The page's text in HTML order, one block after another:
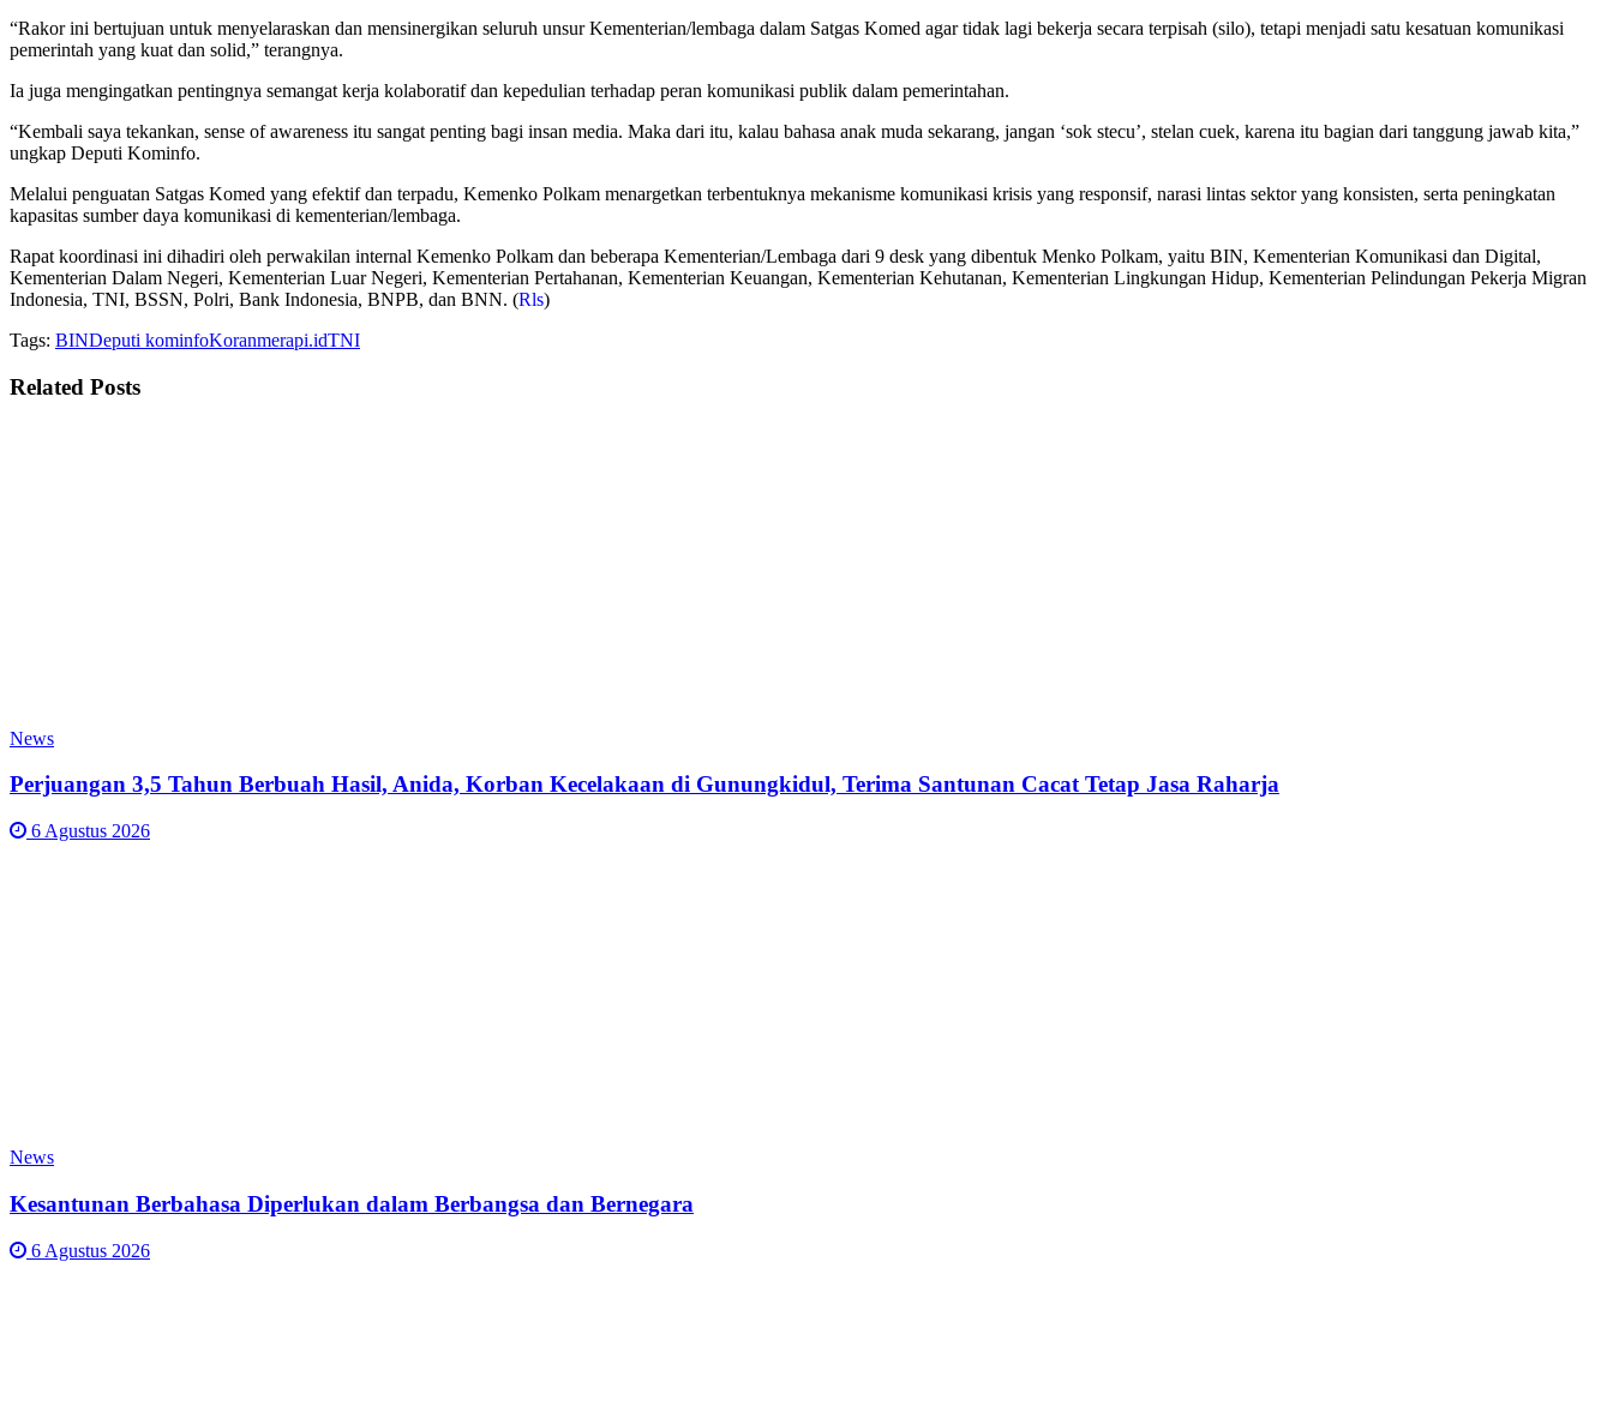
“Rakor ini bertujuan untuk menyelaraskan dan mensinergikan seluruh unsur Kementerian/lembaga dalam Satgas Komed agar tidak lagi bekerja secara terpisah (silo), tetapi menjadi satu kesatuan komunikasi
pemerintah yang kuat dan solid,” terangnya.
Ia juga mengingatkan pentingnya semangat kerja kolaboratif dan kepedulian terhadap peran komunikasi publik dalam pemerintahan.
“Kembali saya tekankan, sense of awareness itu sangat penting bagi insan media. Maka dari itu, kalau bahasa anak muda sekarang, jangan ‘sok stecu’, stelan cuek, karena itu bagian dari tanggung jawab kita,”
ungkap Deputi Kominfo.
Melalui penguatan Satgas Komed yang efektif dan terpadu, Kemenko Polkam menargetkan terbentuknya mekanisme komunikasi krisis yang responsif, narasi lintas sektor yang konsisten, serta peningkatan
kapasitas sumber daya komunikasi di kementerian/lembaga.
Rapat koordinasi ini dihadiri oleh perwakilan internal Kemenko Polkam dan beberapa Kementerian/Lembaga dari 9 desk yang dibentuk Menko Polkam, yaitu BIN, Kementerian Komunikasi dan Digital,
Kementerian Dalam Negeri, Kementerian Luar Negeri, Kementerian Pertahanan, Kementerian Keuangan, Kementerian Kehutanan, Kementerian Lingkungan Hidup, Kementerian Pelindungan Pekerja Migran
Indonesia, TNI, BSSN, Polri, Bank Indonesia, BNPB, dan BNN. (Rls)
Tags: BINDeputi kominfoKoranmerapi.idTNI
Related Posts
News
Perjuangan 3,5 Tahun Berbuah Hasil, Anida, Korban Kecelakaan di Gunungkidul, Terima Santunan Cacat Tetap Jasa Raharja
6 Agustus 2026
News
Kesantunan Berbahasa Diperlukan dalam Berbangsa dan Bernegara
6 Agustus 2026